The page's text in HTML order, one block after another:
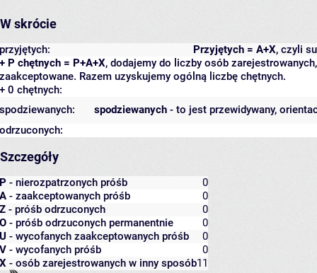
W skrócie
Przyjętych = A+X, czyli
przyjętych:
+ P chętnych = P+A+X, dodajemy do liczby osób
zaakceptowane. Razem uzyskujemy ogólną liczbę chętnych.
+ 0 chętnych:
spodziewanych - to jest przewidywany,
spodziewanych:
odrzuconych:
Szczegóły
P - nierozpatrzonych próśb
0
A - zaakceptowanych próśb
0
Z - próśb odrzuconych
0
O - próśb odrzuconych permanentnie
0
U - wycofanych zaakceptowanych próśb
0
V - wycofanych próśb
0
X - osób zarejestrowanych w inny sposób11